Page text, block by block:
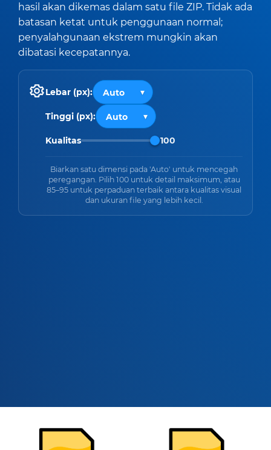
hasil akan dikemas dalam satu file ZIP. Tidak ada
batasan ketat untuk penggunaan normal;
penyalahgunaan ekstrem mungkin akan
dibatasi kecepatannya.
Lebar (px):
Tinggi (px):
Kualitas 100
Biarkan satu dimensi pada 'Auto' untuk mencegah
peregangan. Pilih 100 untuk detail maksimum, atau
85–95 untuk perpaduan terbaik antara kualitas visual
dan ukuran file yang lebih kecil.